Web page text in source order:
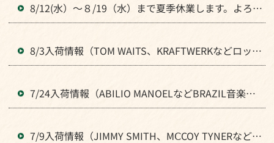
8/12(水）～８/19（水）まで夏季休業します。よろし
くお願いいたします。
8/3入荷情報（TOM WAITS、KRAFTWERKなどロック
全般のLPが入荷）
7/24入荷情報（ABILIO MANOELなどBRAZIL音楽のL
Pが入荷）
7/9入荷情報（JIMMY SMITH、MⅭCOY TYNERなどJ